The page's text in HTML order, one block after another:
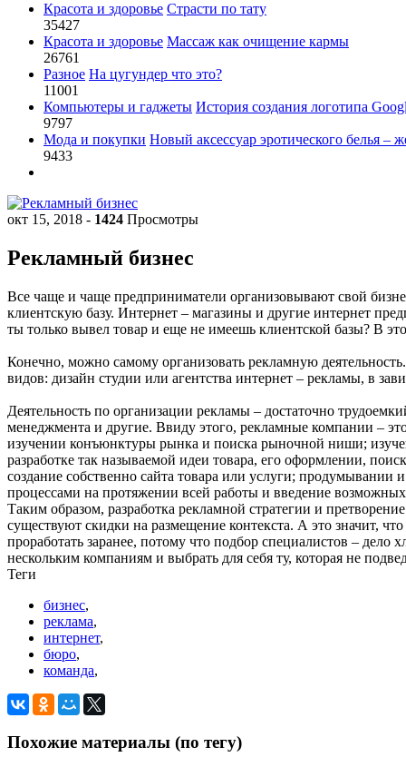
Красота и здоровье Страсти по тату
35427
Красота и здоровье Массаж как очищение кармы
26761
Разное На цугундер что это?
11001
Компьютеры и гаджеты История создания логотипа
9797
Мода и покупки Новый аксессуар эротического белья –
9433
окт 15, 2018 - 1424 Просмотры
Рекламный бизнес
Все чаще и чаще предприниматели организовывают свой
клиентскую базу. Интернет – магазины и другие интернет
ты только вывел товар и еще не имеешь клиентской базы? В
Конечно, можно самому организовать рекламную
видов: дизайн студии или агентства интернет – рекламы, в
Деятельность по организации рекламы – достаточно
менеджмента и другие. Ввиду этого, рекламные компании –
изучении конъюнктуры рынка и поиска рыночной ниши;
разработке так называемой идеи товара, его оформлении,
создание собственно сайта товара или услуги;
процессами на протяжении всей работы и введение
Таким образом, разработка рекламной стратегии и
существуют скидки на размещение контекста. А это значит,
проработать заранее, потому что подбор специалистов – дело
нескольким компаниям и выбрать для себя ту, которая не
Теги
бизнес,
реклама,
интернет,
бюро,
команда,
Похожие материалы (по тегу)